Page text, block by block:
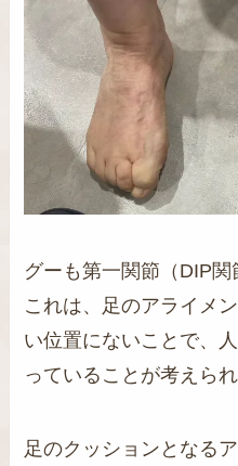
グーも第一関節（DIP
これは、足のアライメ
い位置にないことで、
っていることが考えられ
足のクッションとなる